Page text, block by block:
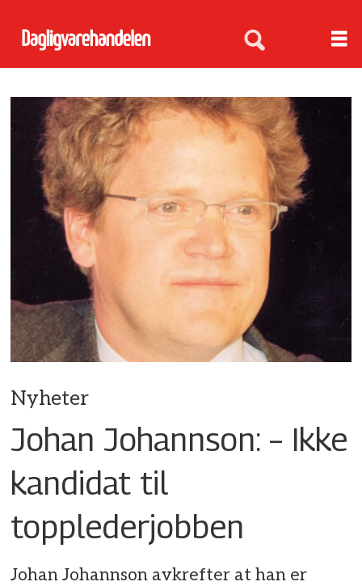
Nyheter
Johan Johannson: – Ikke
kandidat til
topplederjobben
Johan Johannson avkrefter at han er